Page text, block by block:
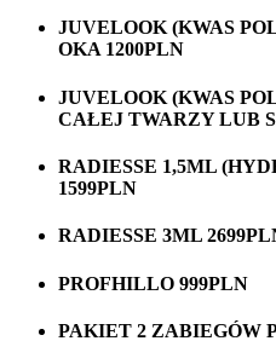
JUVELOOK (KWAS
OKA 1200PLN
JUVELOOK (KWAS
CAŁEJ TWARZY LUB
RADIESSE 1,5ML
1599PLN
RADIESSE 3ML
PROFHILLO 999PLN
PAKIET 2 ZABIEGÓW